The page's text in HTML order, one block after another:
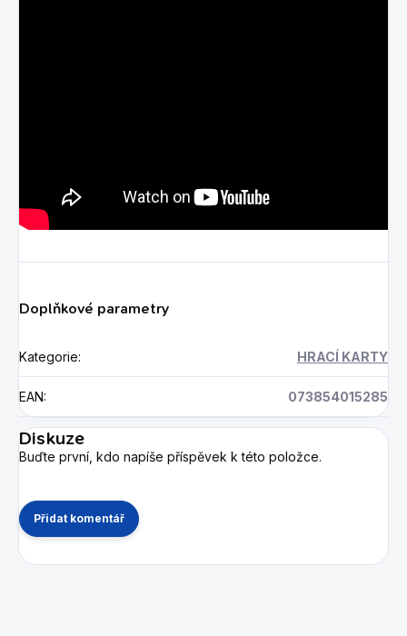
Doplňkové parametry
Kategorie: HRACÍ KARTY
EAN: 073854015285
Diskuze
Buďte první, kdo napíše příspěvek k této položce.
Přidat komentář